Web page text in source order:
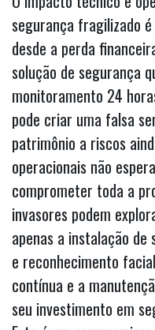
segurança fragilizado
desde a perda
solução de segurança
monitoramento 24
pode criar uma falsa
patrimônio a riscos
operacionais não
comprometer toda a
invasores podem
apenas a instalação
e reconhecimento
contínua e a
seu investimento em